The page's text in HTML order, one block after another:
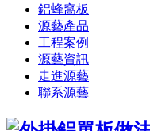
鋁蜂窩板
源藝產品
工程案例
源藝資訊
走進源藝
聯系源藝